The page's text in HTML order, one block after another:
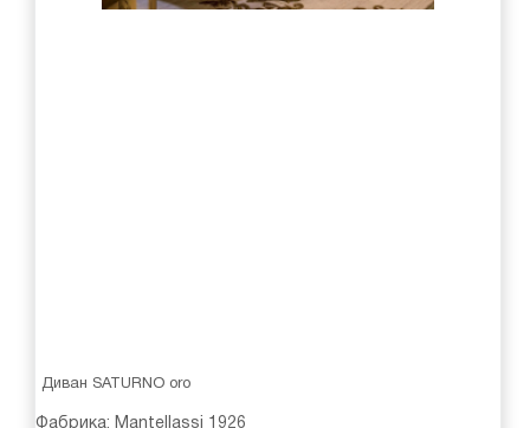
Диван SATURNO oro
Фабрика: Mantellassi 1926